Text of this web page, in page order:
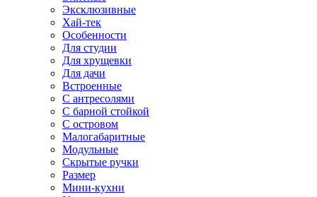
Эксклюзивные
Хай-тек
Особенности
Для студии
Для хрущевки
Для дачи
Встроенные
С антресолями
С барной стойкой
С островом
Малогабаритные
Модульные
Скрытые ручки
Размер
Мини-кухни